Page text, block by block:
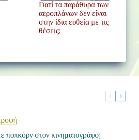
Γιατί τα παράθυρα των
αεροπλάνων δεν είναι
στην ίδια ευθεία με τις
θέσεις;
ποπκόρν στον κινηματογράφο;